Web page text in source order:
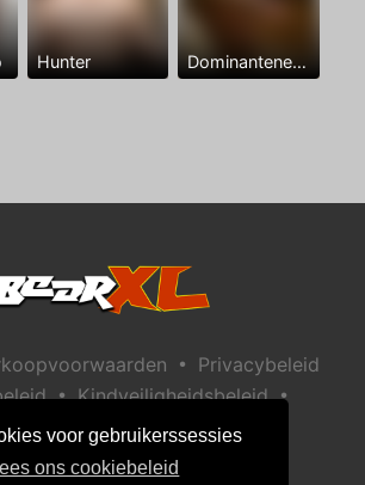
voor gebruikerssessies
ons cookiebeleid
Hunter Dominantenegro ya
• Privacybeleid
• Kindveiligheidsbeleid •
Help / Contact